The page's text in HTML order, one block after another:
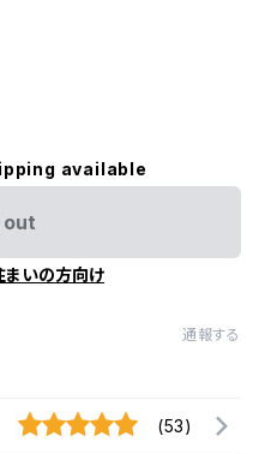
available
out
まいの方向け
通報する
(53)